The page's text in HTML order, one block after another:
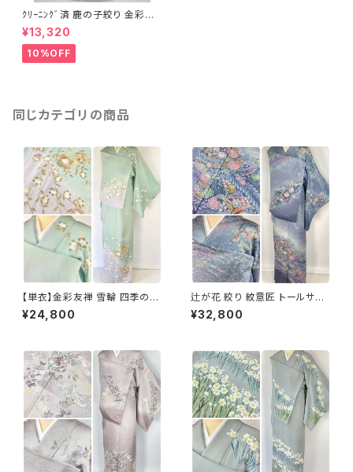
ｸﾘｰﾆﾝｸﾞ済 鹿の子絞り 金彩蒔
糊散らし 訪問着 正絹 黒白 072
¥13,320
10%OFF
同じカテゴリの商品
【単衣】金彩友禅 雪輪 四季の
花々 正絹 訪問着 黄緑 青緑 紫
1418
¥24,800
辻が花 絞り 紋意匠 トールサイ
ズ 金彩 訪問着 正絹 袷 青 ブル
ー 紫 1273
¥32,800